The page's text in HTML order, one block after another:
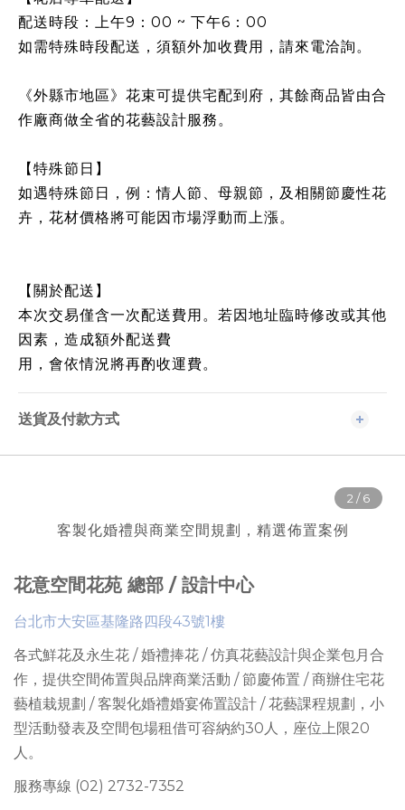
配送時段：上午9：00 ~ 下午6：00
如需特殊時段配送，須額外加收費用，請來電洽詢。
《外縣市地區》花束可提供宅配到府，其餘商品皆由合
作廠商做全省的花藝設計服務。
【特殊節日】
如遇特殊節日，例：情人節、母親節，及相關節慶性花
卉，花材價格將可能因市場浮動而上漲。
【關於配送】
本次交易僅含一次配送費用。若因地址臨時修改或其他
因素，造成額外配送費
用，會依情況將再酌收運費。
送貨及付款方式
客製化婚禮與商業空間規劃，精選佈置案例
花意空間花苑 總部 / 設計中心
台北市大安區基隆路四段43號1樓
各式鮮花及永生花 / 婚禮捧花 / 仿真花藝設計與企業包月合
作，提供空間佈置與品牌商業活動 / 節慶佈置 / 商辦住宅花
藝植栽規劃 / 客製化婚禮婚宴佈置設計 / 花藝課程規劃 ， 小
型活動發表及空間包場租借可容納約30人 ，座位上限20
人。
服務專線 (02) 2732-7352